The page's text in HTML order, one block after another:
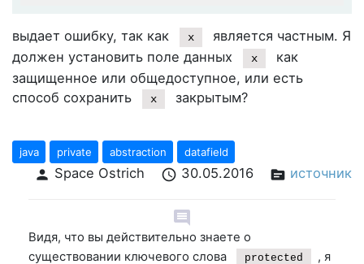
выдает ошибку, так как x
является частным. Я
должен установить поле данных
x
как
защищенное или общедоступное, или есть
способ сохранить
x закрытым?
java private abstraction datafield
person Space Ostrich schedule 30.05.2016 source источник
comment
Видя, что вы действительно знаете о
существовании ключевого слова
protected
, я